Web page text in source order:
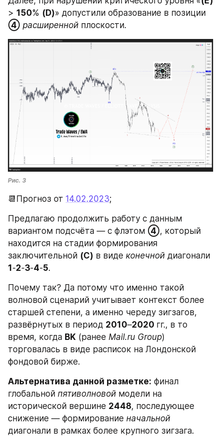
> 150% (D)
④ расширенной плоскости.
Рис. 3
📆Прогноз от 14.02.2023;
Предлагаю продолжить работу с данным
вариантом подсчёта — с флэтом ④, который
находится на стадии формирования
заключительной (C) в виде конечной
1 -2-3-4-5.
Почему так? Да потому что именно такой
волновой сценарий учитывает контекст более
старшей степени, а именно череду зигзагов,
развёрнутых в период 2010–2020 гг., в то
время, когда BK (ранее Mail.ru Group)
торговалась в виде расписок на Лондонской
фондовой бирже.
Альтернатива данной разметке: финал
глобальной пятиволновой модели на
исторической вершине 2448, последующее
снижение — формирование
диагонали в рамках более крупного зигзага.